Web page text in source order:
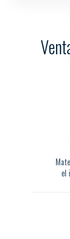
el